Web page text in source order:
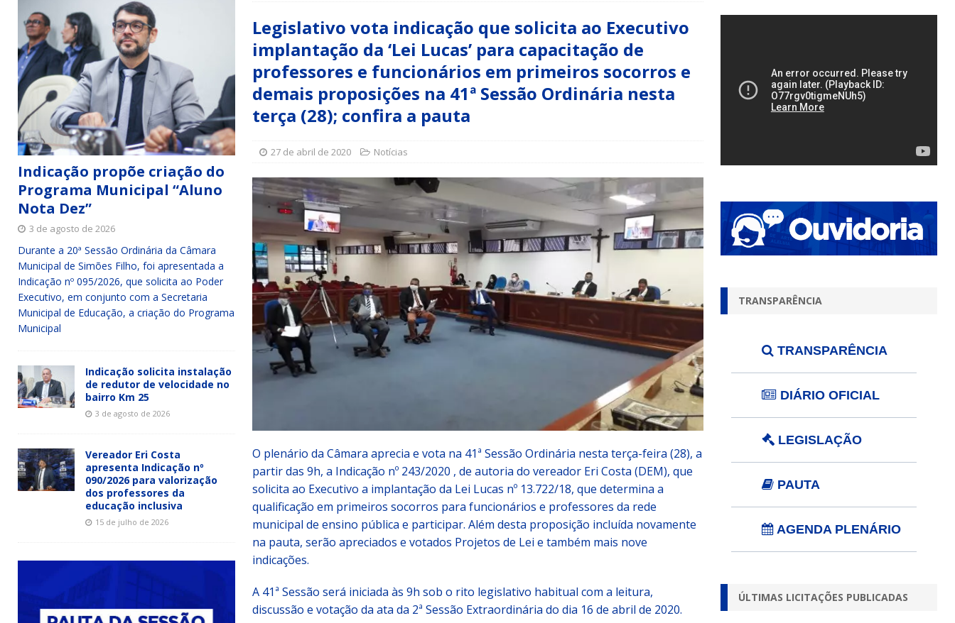
Simões Filho I
DESTAQUE
[ 15 de julho de 2026 ]
Vereador Sérgio Glauber apresenta Indicação nº 088/2026 para pavimentação asfáltica em Mapele
DESTAQUE
[ 3 de agosto de 2026 ] Indicação propõe criação do Programa Municipal “Aluno Nota Dez” NOTÍCIAS
Legislativo vota indicação que solicita ao Executivo
implantação da ‘Lei Lucas’ para capacitação de
professores e funcionários em primeiros socorros e
demais proposições na 41ª Sessão Ordinária nesta
terça (28); confira a pauta
27 de abril de 2020 Notícias
O plenário da Câmara aprecia e vota na 41ª Sessão Ordinária nesta terça-feira (28), a
partir das 9h, a Indicação nº 243/2020 , de autoria do vereador Eri Costa (DEM), que
solicita ao Executivo a implantação da Lei Lucas nº 13.722/18, que determina a
qualificação em primeiros socorros para funcionários e professores da rede
municipal de ensino pública e participar. Além desta proposição incluída novamente
na pauta, serão apreciados e votados Projetos de Lei e também mais nove
indicações.
A 41ª Sessão será iniciada às 9h sob o rito legislativo habitual com a leitura,
discussão e votação da ata da 2ª Sessão Extraordinária do dia 16 de abril de 2020.
Indicação propõe criação do
Programa Municipal “Aluno
Nota Dez”
3 de agosto de 2026
Durante a 20ª Sessão Ordinária da Câmara
Municipal de Simões Filho, foi apresentada a
Indicação nº 095/2026, que solicita ao Poder
Executivo, em conjunto com a Secretaria
Municipal de Educação, a criação do Programa
Municipal
Indicação solicita instalação
de redutor de velocidade no
bairro Km 25
3 de agosto de 2026
Vereador Eri Costa
apresenta Indicação nº
090/2026 para valorização
dos professores da
educação inclusiva
15 de julho de 2026
TRANSPARÊNCIA
TRANSPARÊNCIA
DIÁRIO OFICIAL
LEGISLAÇÃO
PAUTA
AGENDA PLENÁRIO
ÚLTIMAS LICITAÇÕES PUBLICADAS